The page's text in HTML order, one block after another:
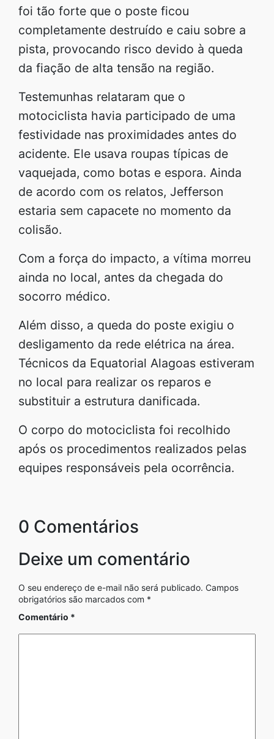
foi tão forte que o poste ficou
completamente destruído e caiu sobre a
pista, provocando risco devido à queda
da fiação de alta tensão na região.
Testemunhas relataram que o
motociclista havia participado de uma
festividade nas proximidades antes do
acidente. Ele usava roupas típicas de
vaquejada, como botas e espora. Ainda
de acordo com os relatos, Jefferson
estaria sem capacete no momento da
colisão.
Com a força do impacto, a vítima morreu
ainda no local, antes da chegada do
socorro médico.
Além disso, a queda do poste exigiu o
desligamento da rede elétrica na área.
Técnicos da Equatorial Alagoas estiveram
no local para realizar os reparos e
substituir a estrutura danificada.
O corpo do motociclista foi recolhido
após os procedimentos realizados pelas
equipes responsáveis pela ocorrência.
0 Comentários
Deixe um comentário
O seu endereço de e-mail não será publicado. Campos
obrigatórios são marcados com *
Comentário *